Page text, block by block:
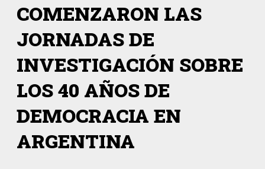
COMENZARON LAS
JORNADAS DE
INVESTIGACIÓN SOBRE
LOS 40 AÑOS DE
DEMOCRACIA EN
ARGENTINA